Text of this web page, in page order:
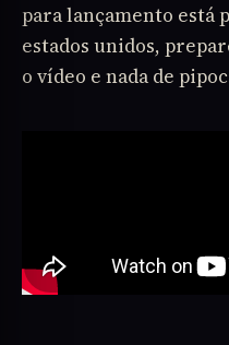
para lançamento está
estados unidos,
o vídeo e nada de